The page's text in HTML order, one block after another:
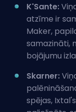
K'Sante:
atzīme ir
Maker,
samazināti,
bojājumu
Skarner:
spējas,